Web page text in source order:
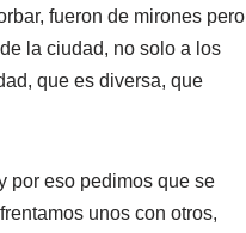
fueron de mirones pero
la ciudad, no solo a los
que es diversa, que
por eso pedimos que se
unos con otros,